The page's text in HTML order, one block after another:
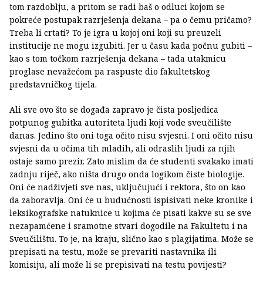
tom razdoblju, a pritom se radi baš o odluci kojom se
pokreće postupak razrješenja dekana – pa o čemu pričamo?
Treba li crtati? To je igra u kojoj oni koji su preuzeli
institucije ne mogu izgubiti. Jer u času kada počnu gubiti –
kao s tom točkom razrješenja dekana – tada utakmicu
proglase nevažećom pa raspuste dio fakultetskog
predstavničkog tijela.
Ali sve ovo što se događa zapravo je čista posljedica
potpunog gubitka autoriteta ljudi koji vode sveučilište
danas. Jedino što oni toga očito nisu svjesni. I oni očito nisu
svjesni da u očima tih mladih, ali odraslih ljudi za njih
ostaje samo prezir. Zato mislim da će studenti svakako imati
zadnju riječ, ako ništa drugo onda logikom čiste biologije.
Oni će nadživjeti sve nas, uključujući i rektora, što on kao
da zaboravlja. Oni će u budućnosti ispisivati neke kronike i
leksikografske natuknice u kojima će pisati kakve su se sve
nezapamćene i sramotne stvari dogodile na Fakultetu i na
Sveučilištu. To je, na kraju, slično kao s plagijatima. Može se
prepisati na testu, može se prevariti nastavnika ili
komisiju, ali može li se prepisivati na testu povijesti?